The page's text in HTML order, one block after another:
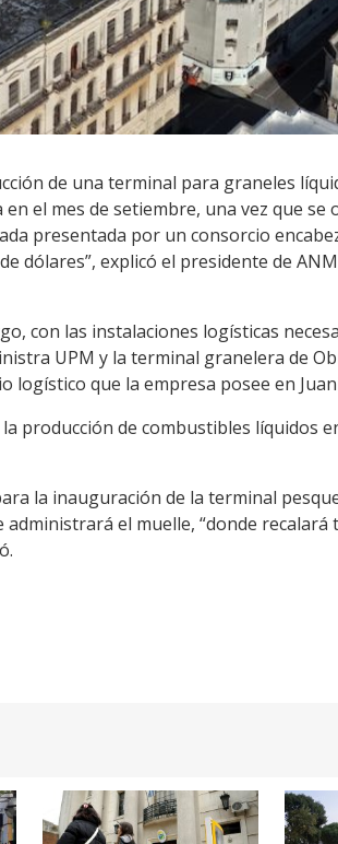
de una terminal para graneles
el mes de setiembre, una vez que
presentada por un consorcio
dólares”, explicó el presidente de
con las instalaciones logísticas
UPM y la terminal granelera de
que la empresa posee en
producción de combustibles líquidos
la inauguración de la terminal
el muelle, “donde recalará